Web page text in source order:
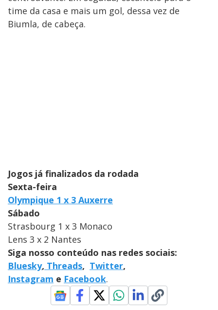
time da casa e mais um gol, dessa vez de
Biumla, de cabeça.
Jogos já finalizados da rodada
Sexta-feira
Olympique 1 x 3 Auxerre
Sábado
Strasbourg 1 x 3 Monaco
Lens 3 x 2 Nantes
Siga nosso conteúdo nas redes sociais:
Bluesky, Threads, Twitter,
Instagram e Facebook.